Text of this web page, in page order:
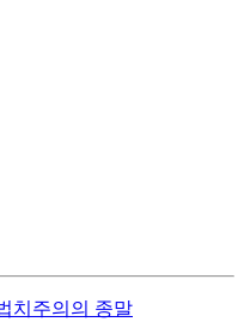
치주의의 종말